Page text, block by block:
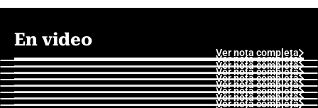
En video
Ver nota completa
Ver nota completa
Ver nota completa
Ver nota completa
Ver nota completa
Ver nota completa
Ver nota completa
Ver nota completa
Ver nota completa